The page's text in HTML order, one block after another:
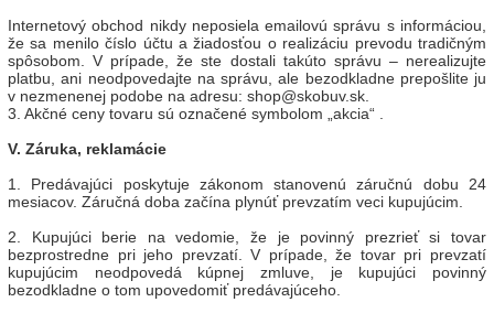
Internetový obchod nikdy neposiela emailovú správu s informáciou,
že sa menilo číslo účtu a žiadosťou o realizáciu prevodu tradičným
spôsobom. V prípade, že ste dostali takúto správu – nerealizujte
platbu, ani neodpovedajte na správu, ale bezodkladne prepošlite ju
v nezmenenej podobe na adresu: shop@skobuv.sk.
3. Akčné ceny tovaru sú označené symbolom „akcia“ .
V. Záruka, reklamácie
1. Predávajúci poskytuje zákonom stanovenú záručnú dobu 24
mesiacov. Záručná doba začína plynúť prevzatím veci kupujúcim.
2. Kupujúci berie na vedomie, že je povinný prezrieť si tovar
bezprostredne pri jeho prevzatí. V prípade, že tovar pri prevzatí
kupujúcim neodpovedá kúpnej zmluve, je kupujúci povinný
bezodkladne o tom upovedomiť predávajúceho.